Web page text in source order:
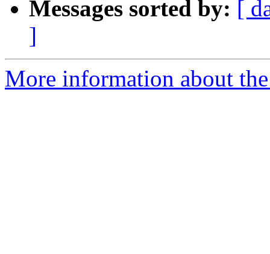
Messages sorted by: [
]
More information about